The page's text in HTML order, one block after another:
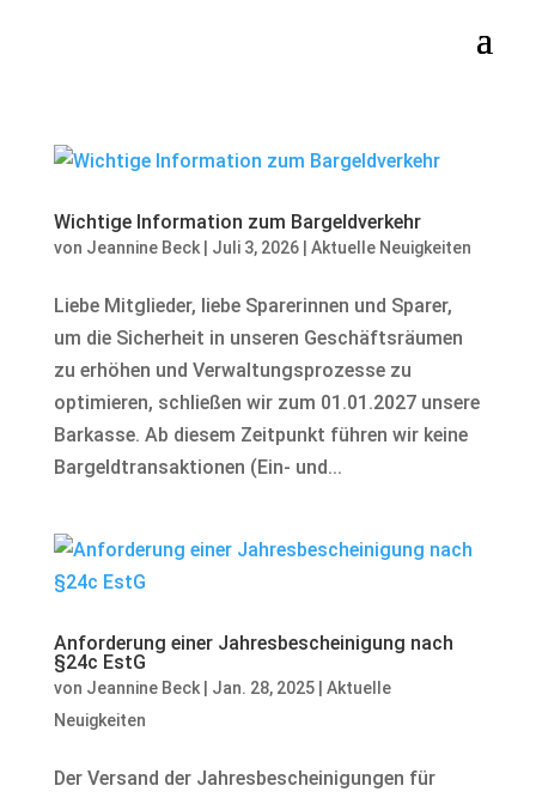
Wichtige Information zum Bargeldverkehr
von Jeannine Beck| Juli 3, 2026| Aktuelle Neuigkeiten
Liebe Mitglieder, liebe Sparerinnen und Sparer,
um die Sicherheit in unseren Geschäftsräumen
zu erhöhen und Verwaltungsprozesse zu
optimieren, schließen wir zum 01.01.2027 unsere
Barkasse. Ab diesem Zeitpunkt führen wir keine
Bargeldtransaktionen (Ein- und...
Anforderung einer Jahresbescheinigung nach
§24c EstG
von Jeannine Beck| Jan. 28, 2025| Aktuelle
Neuigkeiten
Der Versand der Jahresbescheinigungen für